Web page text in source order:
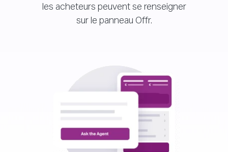
les acheteurs peuvent se renseigner
sur le panneau Offr.